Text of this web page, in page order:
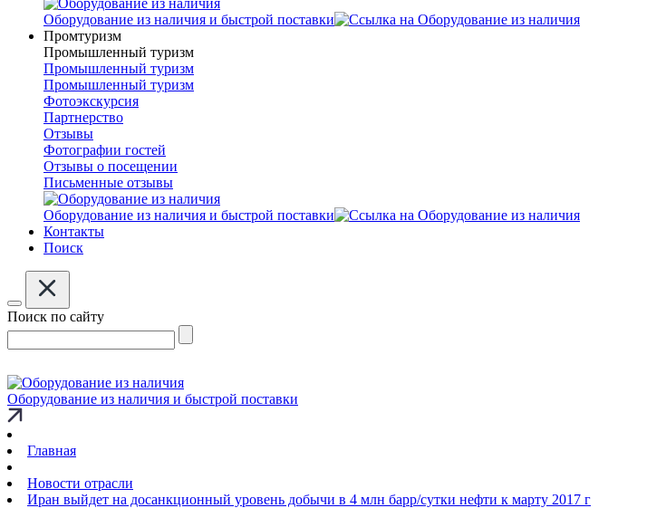
Оборудование из наличия и быстрой поставки
Промтуризм
Промышленный туризм
Промышленный туризм
Промышленный туризм
Фотоэкскурсия
Партнерство
Отзывы
Фотографии гостей
Отзывы о посещении
Письменные отзывы
Оборудование из наличия и быстрой поставки
Контакты
Поиск
Поиск по сайту
Оборудование из наличия и быстрой поставки
Главная
Новости отрасли
Иран выйдет на досанкционный уровень добычи в 4 млн барр/сутки нефти к марту 2017 г